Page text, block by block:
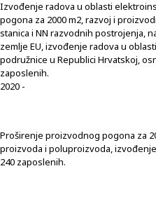
Izvođenje radova u oblasti
pogona za 2000 m2, razvoj i
stanica i NN razvodnih postrojenja,
zemlje EU, izvođenje radova u
podružnice u Republici Hrvatskoj,
zaposlenih.
2020 -
Proširenje proizvodnog pogona za
proizvoda i poluproizvoda,
240 zaposlenih.